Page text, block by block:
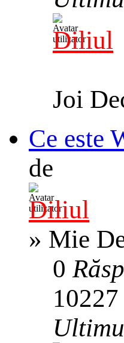
Diliul
Joi
Ce este
de
Diliul
» Mie
0
10227